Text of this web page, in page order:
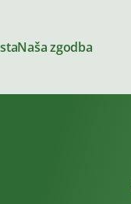
Naša zgodba